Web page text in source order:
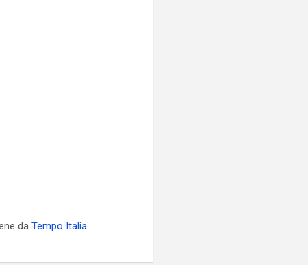
da Tempo Italia.